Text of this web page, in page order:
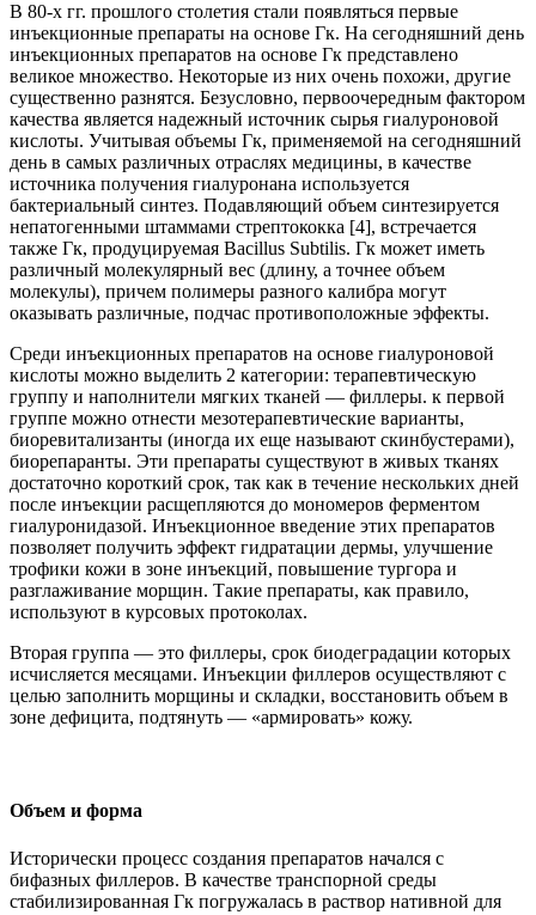
В 80-х гг. прошлого столетия стали появляться первые
инъекционные препараты на основе Гк. На сегодняшний день
инъекционных препаратов на основе Гк представлено
великое множество. Некоторые из них очень похожи, другие
существенно разнятся. Безусловно, первоочередным фактором
качества является надежный источник сырья гиалуроновой
кислоты. Учитывая объемы Гк, применяемой на сегодняшний
день в самых различных отраслях медицины, в качестве
источника получения гиалуронана используется
бактериальный синтез. Подавляющий объем синтезируется
непатогенными штаммами стрептококка [4], встречается
также Гк, продуцируемая Bacillus Subtilis. Гк может иметь
различный молекулярный вес (длину, а точнее объем
молекулы), причем полимеры разного калибра могут
оказывать различные, подчас противоположные эффекты.
Среди инъекционных препаратов на основе гиалуроновой
кислоты можно выделить 2 категории: терапевтическую
группу и наполнители мягких тканей — филлеры. к первой
группе можно отнести мезотерапевтические варианты,
биоревитализанты (иногда их еще называют скинбустерами),
биорепаранты. Эти препараты существуют в живых тканях
достаточно короткий срок, так как в течение нескольких дней
после инъекции расщепляются до мономеров ферментом
гиалуронидазой. Инъекционное введение этих препаратов
позволяет получить эффект гидратации дермы, улучшение
трофики кожи в зоне инъекций, повышение тургора и
разглаживание морщин. Такие препараты, как правило,
используют в курсовых протоколах.
Вторая группа — это филлеры, срок биодеградации которых
исчисляется месяцами. Инъекции филлеров осуществляют с
целью заполнить морщины и складки, восстановить объем в
зоне дефицита, подтянуть — «армировать» кожу.
Объем и форма
Исторически процесс создания препаратов начался с
бифазных филлеров. В качестве транспорной среды
стабилизированная Гк погружалась в раствор нативной для